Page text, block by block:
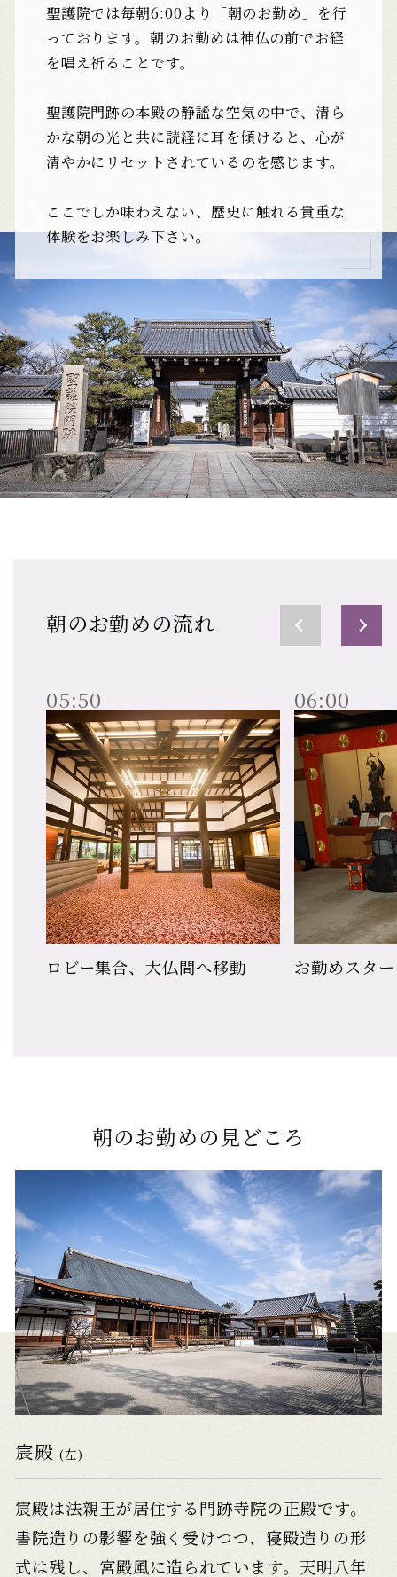
聖護院では毎朝6:00より「朝のお勤め」を行
っております。朝のお勤めは神仏の前でお経
を唱え祈ることです。
聖護院門跡の本殿の静謐な空気の中で、清ら
かな朝の光と共に読経に耳を傾けると、心が
清やかにリセットされているのを感じます。
ここでしか味わえない、歴史に触れる貴重な
体験をお楽しみ下さい。
朝のお勤めの流れ
05:50
ロビー集合、大仏間へ移動
06:00
お勤めスタ
朝のお勤めの見どころ
宸殿 (左)
宸殿は法親王が居住する門跡寺院の正殿です。
書院造りの影響を強く受けつつ、寝殿造りの形
式は残し、宮殿風に造られています。天明八年